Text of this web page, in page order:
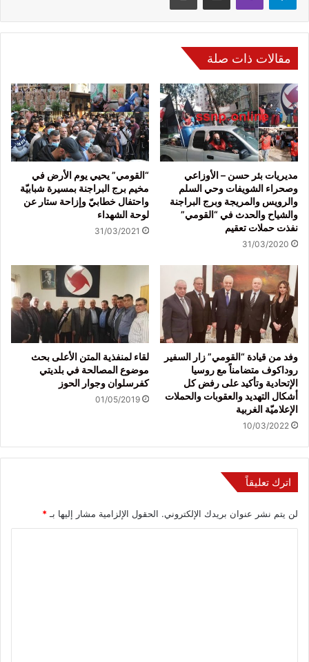
مقالات ذات صلة
مديريات بئر حسن – الأوزاعي
وصحراء الشويفات وحي السلم
والرويس والمريجة وبرج البراجنة
والشياح والحدث في “القومي”
نفذت حملات تعقيم
31/03/2020
“القومي” يحيي يوم الأرض في
مخيم برج البراجنة بمسيرة شبابيّة
واحتفال خطابيّ وإزاحة ستار عن
لوحة الشهداء
31/03/2021
وفد من قيادة “القومي” زار السفير
روداكوف متضامناً مع روسيا
الإتحادية وتأكيد على رفض كل
أشكال التهديد والعقوبات والحملات
الإعلاميّة الغربية
10/03/2022
لقاء لمنفذية المتن الأعلى بحث
موضوع المصالحة في بلديتي
كفرسلوان وجوار الحوز
01/05/2019
اترك تعليقاً
لن يتم نشر عنوان بريدك الإلكتروني. الحقول الإلزامية مشار إليها بـ *